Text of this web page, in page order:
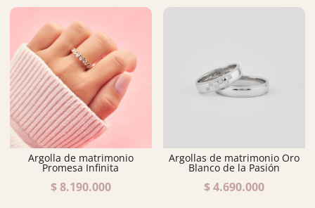
Argolla de matrimonio
Promesa Infinita
$8.190.000
Argollas de matrimonio Oro
Blanco de la Pasión
$4.690.000